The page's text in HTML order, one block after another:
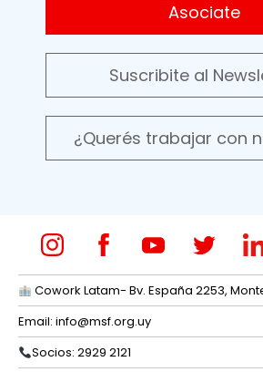
Asociate
Suscribite al
¿Querés trabajar con
Cowork Latam- Bv. España 2253,
Email: info@msf.org.uy
Socios: 2929 2121